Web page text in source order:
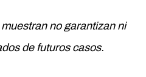
no garantizan ni
de futuros casos.